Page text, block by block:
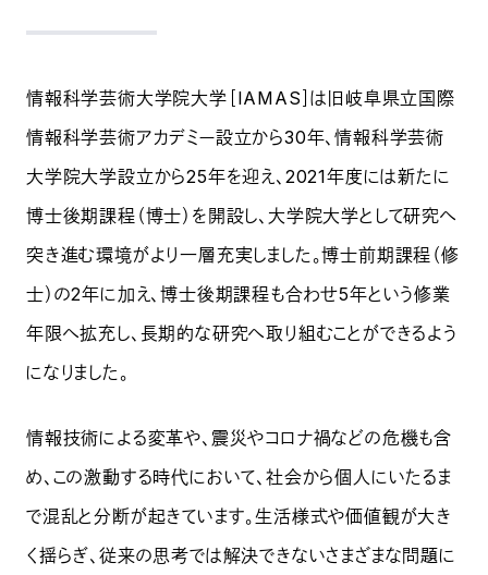
情報科学芸術大学院大学［IAMAS］は旧岐阜県立国際
情報科学芸術アカデミー設立から30年、情報科学芸術
大学院大学設立から25年を迎え、2021年度には新たに
博士後期課程（博士）を開設し、大学院大学として研究へ
突き進む環境がより一層充実しました。博士前期課程（修
士）の2年に加え、博士後期課程も合わせ5年という修業
年限へ拡充し、長期的な研究へ取り組むことができるよう
になりました。
情報技術による変革や、震災やコロナ禍などの危機も含
め、この激動する時代において、社会から個人にいたるま
で混乱と分断が起きています。生活様式や価値観が大き
く揺らぎ、従来の思考では解決できないさまざまな問題に